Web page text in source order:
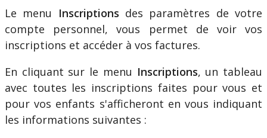
Le menu Inscriptions des paramètres de votre
compte
personnel, vous permet de voir vos
inscriptions et accéder à vos factures.
En cliquant sur le menu Inscriptions, un tableau
avec toutes les inscriptions faites pour vous et
pour vos enfants s'afficheront en vous indiquant
les informations suivantes :